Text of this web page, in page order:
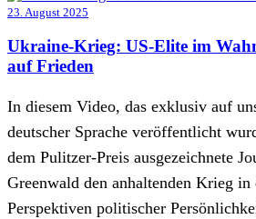
23. August 2025
Ukraine-Krieg: US-Elite im
auf Frieden
In diesem Video, das exklusiv auf
deutscher Sprache veröffentlicht
dem Pulitzer-Preis ausgezeichnete
Greenwald den anhaltenden Krieg
Perspektiven politischer